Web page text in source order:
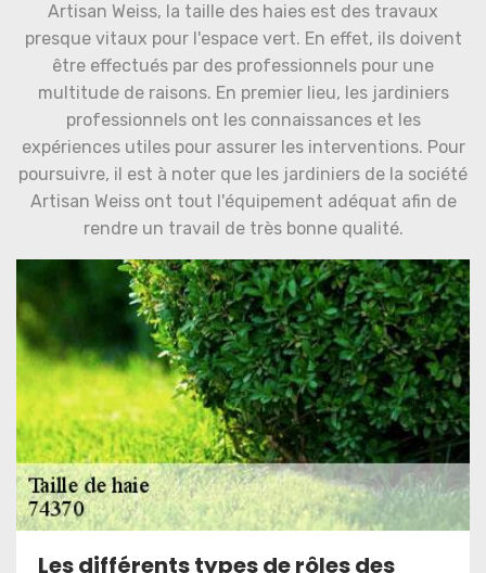
Artisan Weiss, la taille des haies est des travaux
presque vitaux pour l'espace vert. En effet, ils doivent
être effectués par des professionnels pour une
multitude de raisons. En premier lieu, les jardiniers
professionnels ont les connaissances et les
expériences utiles pour assurer les interventions. Pour
poursuivre, il est à noter que les jardiniers de la société
Artisan Weiss ont tout l'équipement adéquat afin de
rendre un travail de très bonne qualité.
Les différents types de rôles des